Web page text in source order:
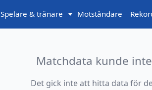
Spelare & tränare Motståndare
Matchdata kunde
Det gick inte att hitta data för